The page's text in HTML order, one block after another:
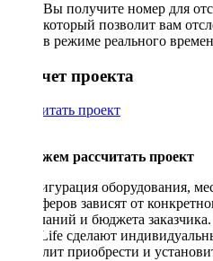
Вы получите номер для
который позволит вам
в режиме реального
Рассчет проекта
Рассчитать проект
Поможем рассчитать проект
Конфигурация оборудования,
сабвуферов зависят от
пожеланий и бюджета
DriveLife сделают
позволит приобрести и